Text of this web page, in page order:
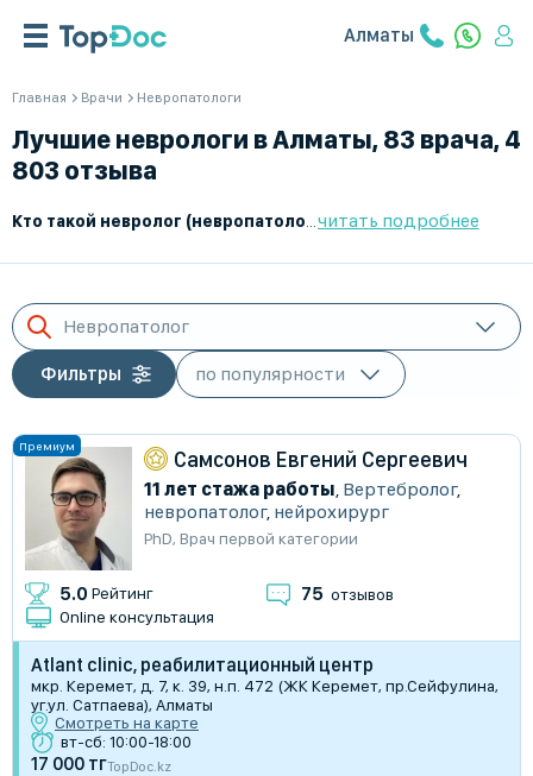
Алматы
Главная Врачи Невропатологи
Лучшие неврологи в Алматы, 83 врача, 4
803 отзыва
Невролог (или
читать подробнее
Невропатолог
Фильтры
Самсонов Евгений Сергеевич
11 лет стажа работы, Вертебролог,
невропатолог, нейрохирург
PhD, Врач первой категории
5.0 Рейтинг 75 отзывов
Online консультация
Atlant clinic, реабилитационный центр
мкр. Керемет, д. 7, к. 39, н.п. 472 (ЖК Керемет, пр.Сейфулина,
уг.ул. Сатпаева), Алматы
Смотреть на карте
вт-сб: 10:00-18:00
17 000 тгTopDoc.kz